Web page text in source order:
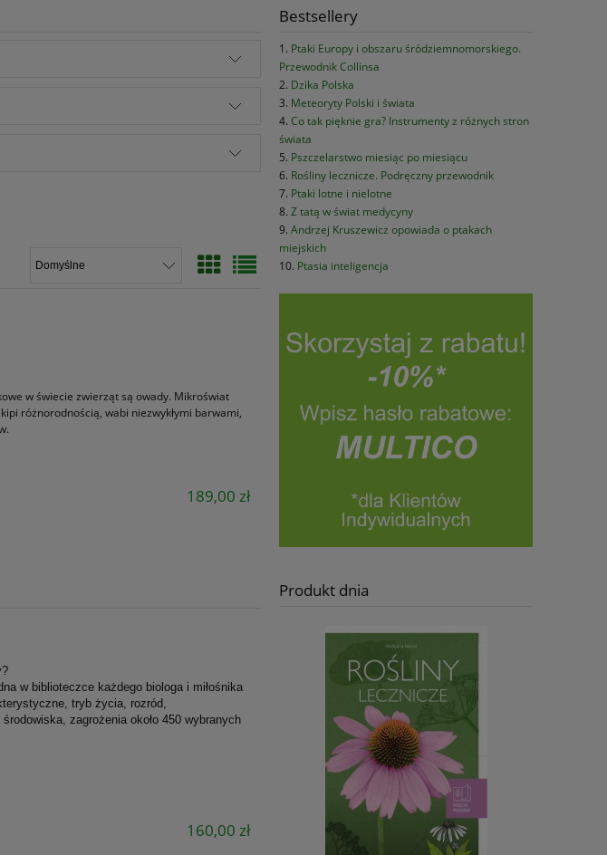
w świecie zwierząt są owady. Mikroświat
różnorodnością, wabi niezwykłymi barwami,
189,00 zł
w biblioteczce każdego biologa i miłośnika
tryb życia, rozród,
zagrożenia około 450 wybranych
160,00 zł
Bestsellery
Ptaki Europy i obszaru śródziemnomorskiego.
Przewodnik Collinsa
Dzika Polska
Meteoryty Polski i świata
Co tak pięknie gra? Instrumenty z różnych stron
świata
Pszczelarstwo miesiąc po miesiącu
Rośliny lecznicze. Podręczny przewodnik
Ptaki lotne i nielotne
Z tatą w świat medycyny
Andrzej Kruszewicz opowiada o ptakach
miejskich
Ptasia inteligencja
Produkt dnia